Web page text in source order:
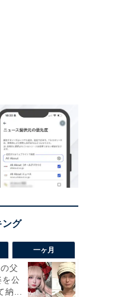
一ヶ月
父
を公
納...